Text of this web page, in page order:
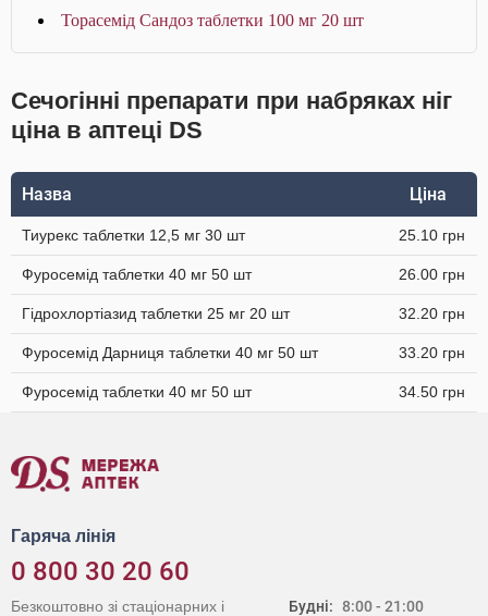
Торасемід Сандоз таблетки 100 мг 20 шт
Сечогінні препарати при набряках ніг
ціна в аптеці DS
Назва Ціна
Тиурекс таблетки 12,5 мг 30 шт 25.10 грн
Фуросемід таблетки 40 мг 50 шт 26.00 грн
Гідрохлортіазид таблетки 25 мг 20 шт 32.20 грн
Фуросемід Дарниця таблетки 40 мг 50 шт 33.20 грн
Фуросемід таблетки 40 мг 50 шт 34.50 грн
Гаряча лінія
0 800 30 20 60
Будні: 8:00 - 21:00
Безкоштовно зі стаціонарних і